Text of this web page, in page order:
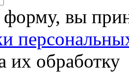
форму, вы
их обработку